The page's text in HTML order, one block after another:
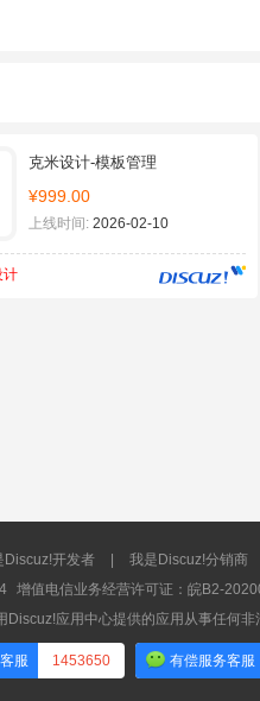
克米设计-模板管理
¥999.00
上线时间: 2026-02-10
计
Discuz!开发者
我是Discuz!分销商
增值电信业务经营许可证：皖B2-
应用中心提供的应用从事任何非
服 1453650 有偿服务客服